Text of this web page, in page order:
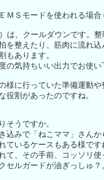
ＭＳモードを使われる場合
は、クールダウンです。
を整えたり、筋肉に流れ
もあります。
の気持ちいい出力でお使い
様に行っていた準備運動
役割があったのですね。
そうですか。
込みで「ねこママ」さん
ているケースもある様です
て、その手前、コッソリ
セルガードが油ぎっしゅ？